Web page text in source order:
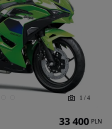
1 / 4
33 400 PLN